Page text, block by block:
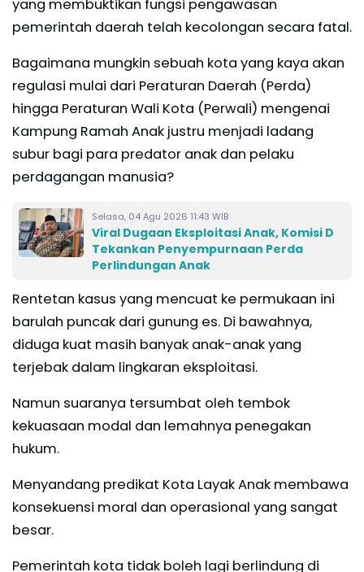
yang membuktikan fungsi pengawasan
pemerintah daerah telah kecolongan secara fatal.
Bagaimana mungkin sebuah kota yang kaya akan
regulasi mulai dari Peraturan Daerah (Perda)
hingga Peraturan Wali Kota (Perwali) mengenai
Kampung Ramah Anak justru menjadi ladang
subur bagi para predator anak dan pelaku
perdagangan manusia?
Selasa, 04 Agu 2026 11:43 WIB
Viral Dugaan Eksploitasi Anak, Komisi D
Tekankan Penyempurnaan Perda
Perlindungan Anak
Rentetan kasus yang mencuat ke permukaan ini
barulah puncak dari gunung es. Di bawahnya,
diduga kuat masih banyak anak-anak yang
terjebak dalam lingkaran eksploitasi.
Namun suaranya tersumbat oleh tembok
kekuasaan modal dan lemahnya penegakan
hukum.
Menyandang predikat Kota Layak Anak membawa
konsekuensi moral dan operasional yang sangat
besar.
Pemerintah kota tidak boleh lagi berlindung di